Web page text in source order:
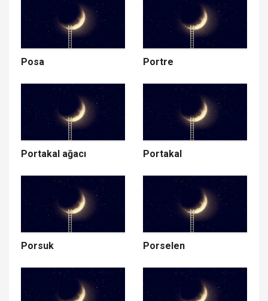
Posa Portre
Portakal ağacı Portakal
Porsuk Porselen